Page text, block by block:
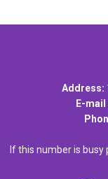
Address:
E-
If this number is